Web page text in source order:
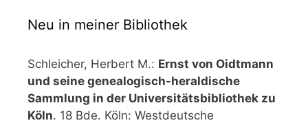
Neu in meiner Bibliothek
Schleicher, Herbert M.: Ernst von Oidtmann
und seine genealogisch-heraldische
Sammlung in der Universitätsbibliothek zu
Köln. 18 Bde. Köln: Westdeutsche